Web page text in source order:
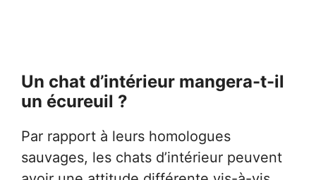
Un chat d’intérieur mangera-t-il
un écureuil ?
Par rapport à leurs homologues
sauvages, les chats d’intérieur peuvent